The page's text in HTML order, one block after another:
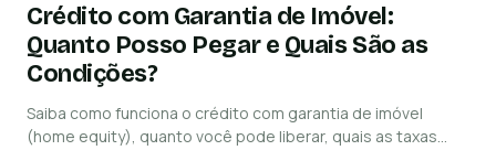
Crédito com Garantia de Imóvel:
Quanto Posso Pegar e Quais São as
Condições?
Saiba como funciona o crédito com garantia de imóvel
(home equity), quanto você pode liberar, quais as taxas…